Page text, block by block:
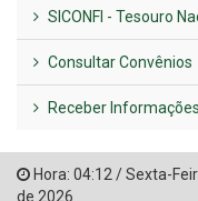
SICONFI - Tesouro
Consultar Convênios
Receber
Hora: 04:12 /Sexta-
de 2026